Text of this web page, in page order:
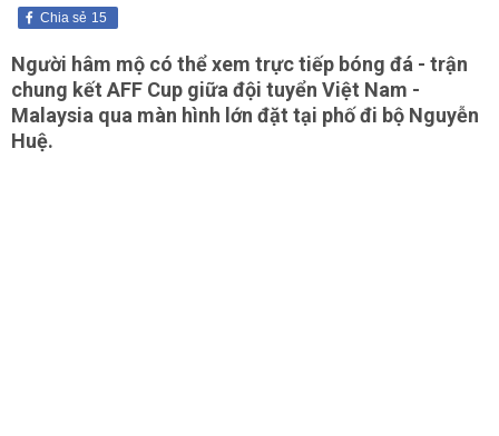
15
Chia sẻ
Người hâm mộ có thể xem trực tiếp bóng đá - trận
chung kết AFF Cup giữa đội tuyển Việt Nam -
Malaysia qua màn hình lớn đặt tại phố đi bộ Nguyễn
Huệ.